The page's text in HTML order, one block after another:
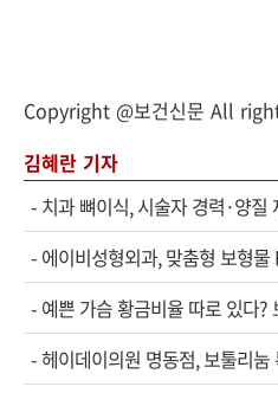
Copyright @보건신문 All
김혜란 기자
- 치과 뼈이식, 시술자 경력·양질
- 에이비성형외과, 맞춤형 보형
- 예쁜 가슴 황금비율 따로 있다?
-헤이데이의원 명동점, 보툴리눔